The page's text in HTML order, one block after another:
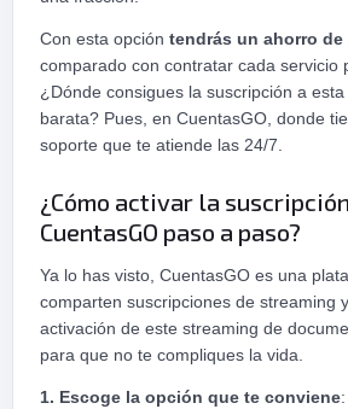
Con esta opción tendrás un ahorro de
comparado con contratar cada servicio
¿Dónde consigues la suscripción a
barata? Pues, en CuentasGO, donde
soporte que te atiende las 24/7.
¿Cómo activar la
CuentasGO paso a paso?
Ya lo has visto, CuentasGO es una
comparten suscripciones de streaming
activación de este streaming de
para que no te compliques la vida.
1. Escoge la opción que te conviene